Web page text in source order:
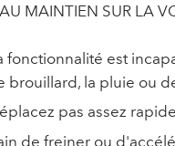
MAINTIEN SUR LA
fonctionnalité est
brouillard, la pluie ou
pas assez
de freiner ou